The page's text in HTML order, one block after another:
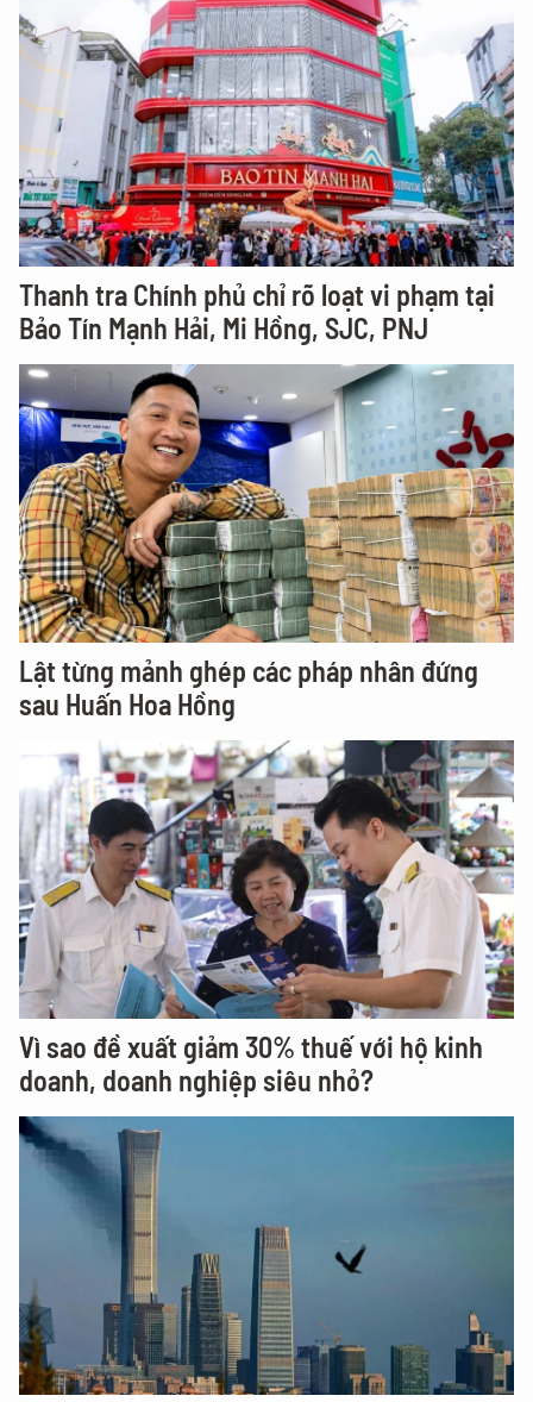
Thanh tra Chính phủ chỉ rõ loạt vi phạm tại
Bảo Tín Mạnh Hải, Mi Hồng, SJC, PNJ
Lật từng mảnh ghép các pháp nhân đứng
sau Huấn Hoa Hồng
Vì sao đề xuất giảm 30% thuế với hộ kinh
doanh, doanh nghiệp siêu nhỏ?